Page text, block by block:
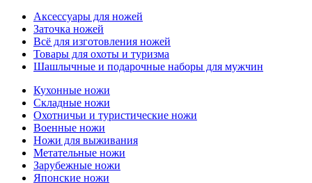
Аксессуары для ножей
Заточка ножей
Всё для изготовления ножей
Товары для охоты и туризма
Шашлычные и подарочные наборы для мужчин
Кухонные ножи
Складные ножи
Охотничьи и туристические ножи
Военные ножи
Ножи для выживания
Метательные ножи
Зарубежные ножи
Японские ножи